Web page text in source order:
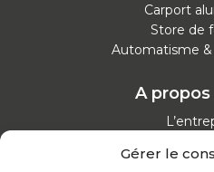
Gérer le
Carport
Store de
Automatisme
A
Parcours